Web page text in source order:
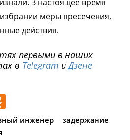
В настоящее время
меры пресечения,
действия.
первыми в наших
в Telegram иДзене
инженер
задержание